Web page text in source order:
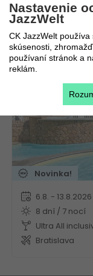
Hotelový
Taliansko
Novinka!
6.8. - 13.8.2026
8 dní / 7 nocí
Ultra All
Bratislava
Nastavenie
JazzWelt
CK JazzWelt
skúsenosti,
používaní stránok a
reklám.